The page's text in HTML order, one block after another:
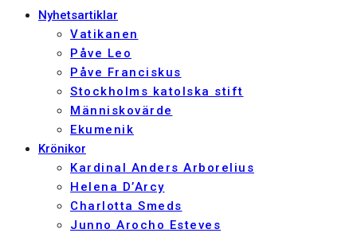
Nyhetsartiklar
Vatikanen
Påve Leo
Påve Franciskus
Stockholms katolska stift
Människovärde
Ekumenik
Krönikor
Kardinal Anders Arborelius
Helena D’Arcy
Charlotta Smeds
Junno Arocho Esteves